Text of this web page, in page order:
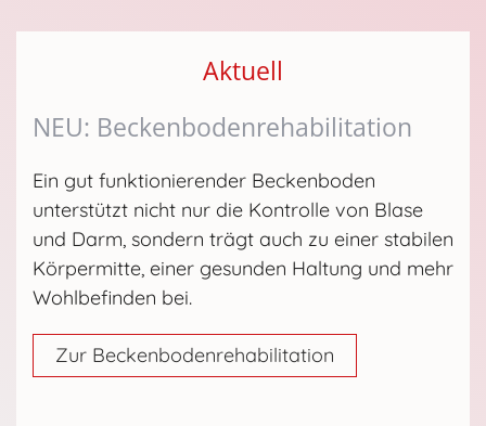
Aktuell
NEU: Beckenbodenrehabilitation
Ein gut funktionierender Beckenboden
unterstützt nicht nur die Kontrolle von Blase
und Darm, sondern trägt auch zu einer stabilen
Körpermitte, einer gesunden Haltung und mehr
Wohlbefinden bei.
Zur Beckenbodenrehabilitation